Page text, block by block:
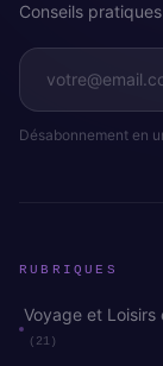
Conseils
Désabonnement en
RUBRIQUES
Voyage et Loisirs
(21)